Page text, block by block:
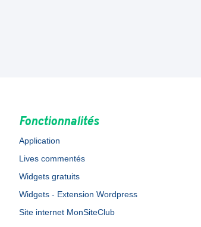
Fonctionnalités
Application
Lives commentés
Widgets gratuits
Widgets - Extension Wordpress
Site internet MonSiteClub